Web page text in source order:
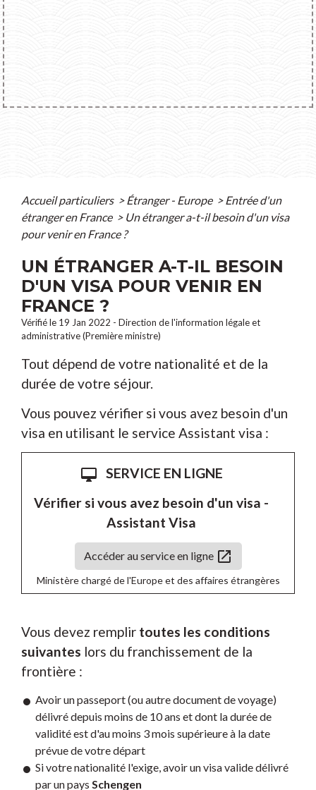
Accueil particuliers > Étranger - Europe > Entrée d'un
étranger en France > Un étranger a-t-il besoin d'un visa
pour venir en France ?
UN ÉTRANGER A-T-IL BESOIN
D'UN VISA POUR VENIR EN
FRANCE ?
Vérifié le 19 Jan 2022 - Direction de l'information légale et
administrative (Première ministre)
Tout dépend de votre nationalité et de la
durée de votre séjour.
Vous pouvez vérifier si vous avez besoin d'un
visa en utilisant le service Assistant visa :
desktop_mac SERVICE EN LIGNE
Vérifier si vous avez besoin d'un visa -
Assistant Visa
Accéder au service en ligne open_in_new
Ministère chargé de l'Europe et des affaires étrangères
Vous devez remplir toutes les conditions
suivantes lors du franchissement de la
frontière :
Avoir un passeport (ou autre document de voyage)
délivré depuis moins de 10 ans et dont la durée de
validité est d'au moins 3 mois supérieure à la date
prévue de votre départ
Si votre nationalité l'exige, avoir un visa valide délivré
par un pays Schengen